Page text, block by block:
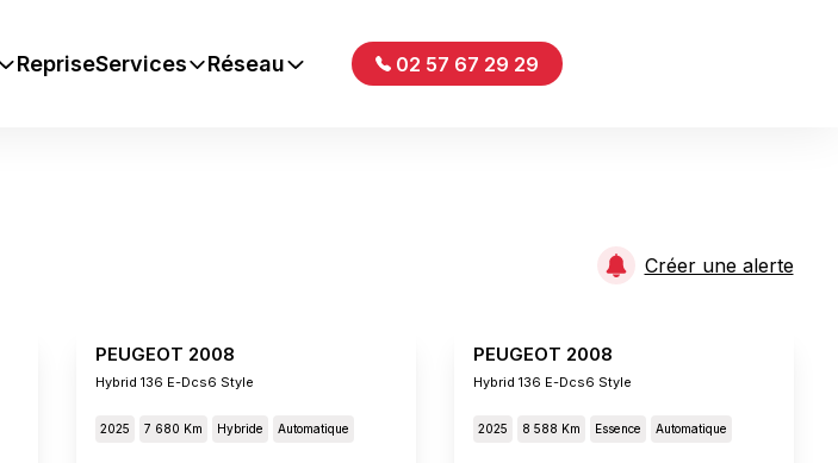
RepriseServices Réseau 02 57 67 29 29
Créer une alerte
PEUGEOT 2008
Hybrid 136 E-Dcs6 Style
2025 7 680 Km Hybride Automatique
PEUGEOT 2008
Hybrid 136 E-Dcs6 Style
2025 8 588 Km Essence Automatique